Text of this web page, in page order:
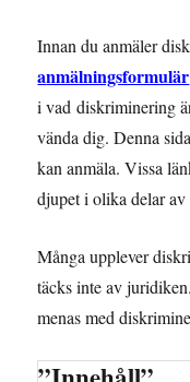
Innan du anmäler
anmälningsformulär
i vad diskriminering
vända dig. Denna
kan anmäla. Vissa
djupet i olika delar
Många upplever
täcks inte av
menas med